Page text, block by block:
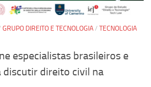
Estudos Avançados em Tecnologia e Informação
com foco em Populações Vulneráveis
GRUPO DIREITO E TECNOLOGIA/ TECNOLOGIA
especialistas brasileiros e
discutir direito civil na